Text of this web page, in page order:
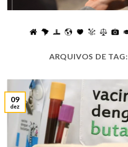
ARQUIVOS DE TAG:
09
dez